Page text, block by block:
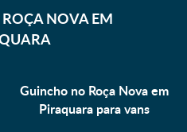
NOVA EM
Guincho no Roça Nova em
Piraquara paravans